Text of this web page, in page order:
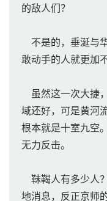
的敌人们？
不是的，垂涎与
敢动手的人就更加
虽然这一次大捷
域还好，可是黄河
根本就是十室九空
无力反击。
靺鞨人有多少人
地消息，反正京师